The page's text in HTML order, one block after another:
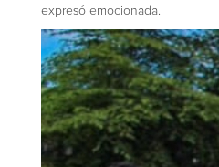
expresó emocionada.